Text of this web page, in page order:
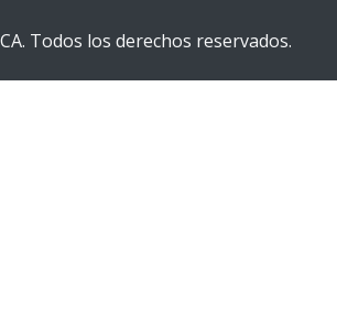
Todos los derechos reservados.